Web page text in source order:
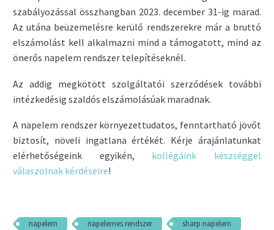
szabályozással összhangban 2023. december 31-ig marad.
Az utána beüzemelésre kerülő rendszerekre már a bruttó
elszámolást kell alkalmazni mind a támogatott, mind az
önerős napelem rendszer telepítéseknél.
Az addig megkötött szolgáltatói szerződések további
intézkedésig szaldós elszámolásúak maradnak.
A napelem rendszer környezettudatos, fenntartható jövőt
biztosít, növeli ingatlana értékét. Kérje árajánlatunkat
elérhetőségeink egyikén, kollégáink készséggel
válaszolnak kérdéseire!
napelem napelemes rendszer
sharp napelem